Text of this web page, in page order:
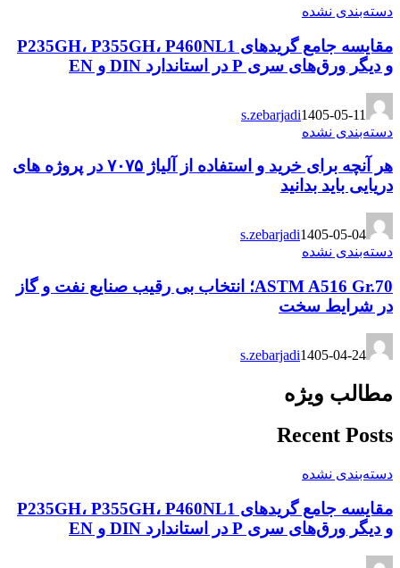
دسته‌بندی نشده
مقایسه جامع گریدهای P235GH، P355GH، P460NL1
و دیگر ورق‌های سری P در استاندارد DIN و EN
s.zebarjadi1405-05-11
دسته‌بندی نشده
هر آنچه برای خرید و استفاده از آلیاژ ۷۰۷۵ در پروژه های
دریایی باید بدانید
s.zebarjadi1405-05-04
دسته‌بندی نشده
ASTM A516 Gr.70؛ انتخاب بی رقیب صنایع نفت و گاز
در شرایط سخت
s.zebarjadi1405-04-24
مطالب ویژه
Recent Posts
دسته‌بندی نشده
مقایسه جامع گریدهای P235GH، P355GH، P460NL1
و دیگر ورق‌های سری P در استاندارد DIN و EN